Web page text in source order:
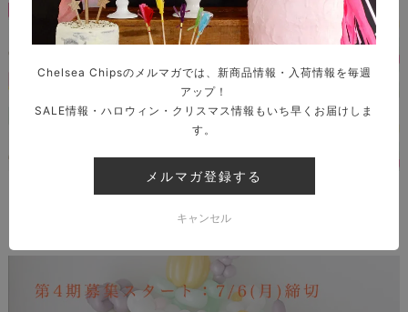
BALLOON SCHOOL
- バルーンを仕事に - 本気のバルーンスクール
Chelsea Chipsのメルマガでは、新商品情報・入荷情報を毎週
アップ！
SALE情報・ハロウィン・クリスマス情報もいち早くお届けしま
す。
メルマガ登録する
キャンセル